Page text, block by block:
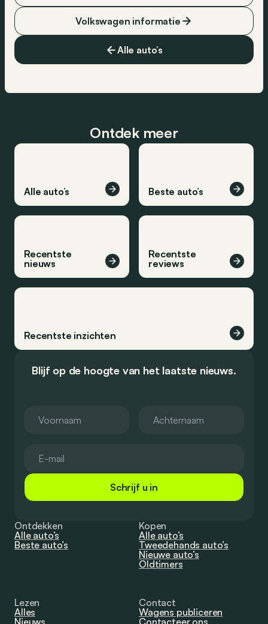
Alle auto’s
Volkswagen informatie
Ontdek meer
Alle auto’s Beste auto’s
Recentste
nieuws
Recentste
reviews
Recentste inzichten
Blijf op de hoogte van het laatste nieuws.
Schrijf u in
Ontdekken
Alle auto’s
Beste auto’s
Kopen
Alle auto’s
Tweedehands auto’s
Nieuwe auto’s
Oldtimers
Lezen
Alles
Nieuws
Contact
Wagens publiceren
Contacteer ons